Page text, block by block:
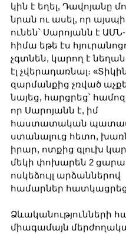
կին է եղել, Դավոյանը
նրան ու ասել, որ
ունեն՝ Սարոյանն է ԱՄՆ-
հիմա եթե էս
չգտնեն, կարող է
էլ չվերադառնալ։
զարմանքից չռված
նայեց, հարցրեց՝
որ Սարոյանն է, իմ
հաստատական
ստանալուց հետո,
իրար, ոտքից գլուխ
մեկի փոխարեն 2
ոսկեձույլ արձաններով
համարներ
Ձևականությունների
միագամայն